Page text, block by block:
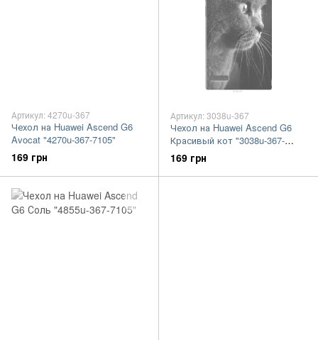
Артикул: 4270u-367
Чехол на Huawei Ascend G6
Avocat "4270u-367-7105"
169 грн
Артикул: 3038u-367
Чехол на Huawei Ascend G6
Красивый кот "3038u-367-
7105"
169 грн